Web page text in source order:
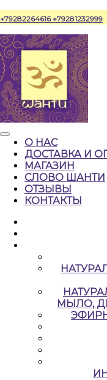
Перейти
к
содержимому
+79282264616+79281232999
Кнопка
ОткрытьО НАС
ДОСТАВКА И
МАГАЗИН
СЛОВО ШАНТИ
ОТЗЫВЫ
КОНТАКТЫ
ЗАКРЫТЬ
МЫЛО,